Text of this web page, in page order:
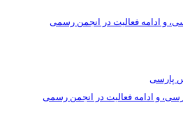
ادامه فعالیت در انجمن رسمی
و ادامه فعالیت در انجمن رسمی